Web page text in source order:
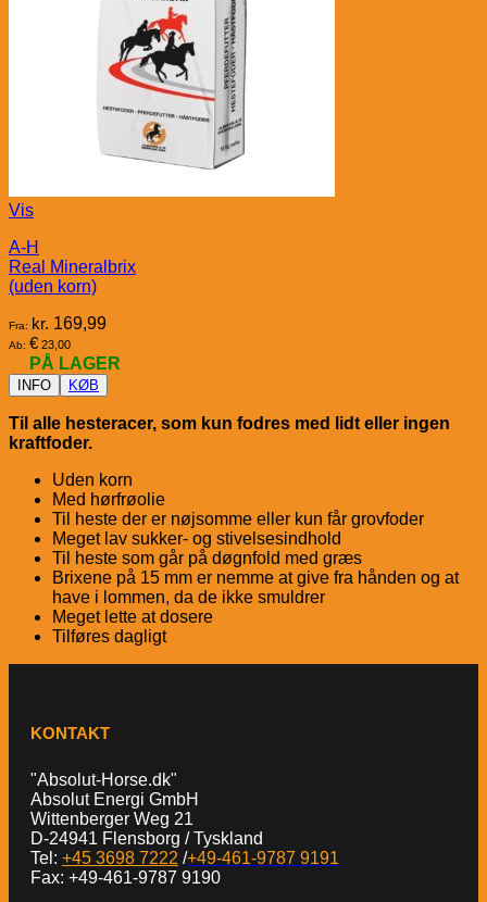
Vis
A-H
Real Mineralbrix
(uden korn)
Fra: kr. 169,99
Ab: € 23,00
PÅ LAGER
INFO KØB
Til alle hesteracer, som kun fodres med lidt eller ingen
kraftfoder.
Uden korn
Med hørfrøolie
Til heste der er nøjsomme eller kun får grovfoder
Meget lav sukker- og stivelsesindhold
Til heste som går på døgnfold med græs
Brixene på 15 mm er nemme at give fra hånden og at
have i lommen, da de ikke smuldrer
Meget lette at dosere
Tilføres dagligt
KONTAKT
"Absolut-Horse.dk"
Absolut Energi GmbH
Wittenberger Weg 21
D-24941 Flensborg / Tyskland
Tel: +45 3698 7222 /+49-461-9787 9191
Fax: +49-461-9787 9190